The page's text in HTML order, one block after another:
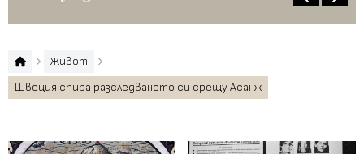
Живот
Швеция спира разследването си срещу Асанж